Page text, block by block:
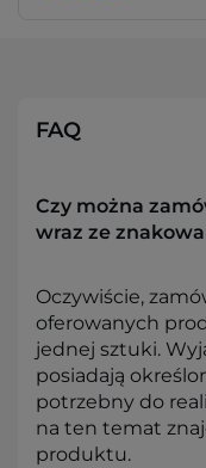
FAQ
Czy można
wraz ze
Oczywiście,
oferowanych
jednej sztuki.
posiadają
potrzebny do
na ten temat
produktu.